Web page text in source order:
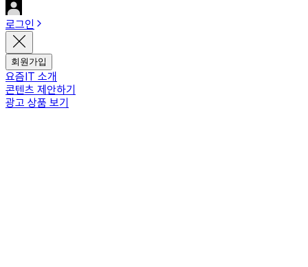
로그인
회원가입
요즘IT 소개
콘텐츠 제안하기
광고 상품 보기